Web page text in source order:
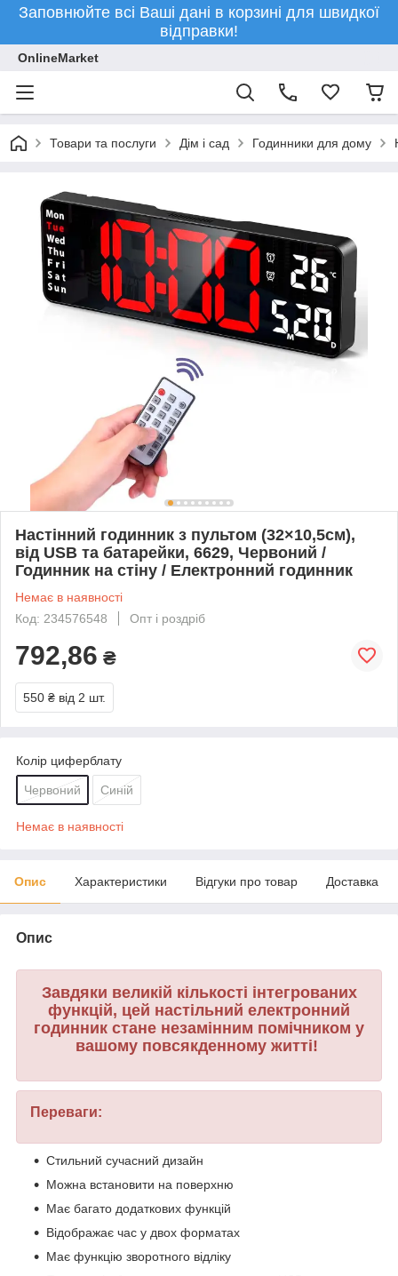
Заповнюйте всі Ваші дані в корзині для швидкої
відправки!
OnlineMarket
Товари та послуги Дім і сад Годинники для дому
Настінний годинник з пультом (32×10,5см),
від USB та батарейки, 6629, Червоний /
Годинник на стіну / Електронний годинник
Немає в наявності
Код: 234576548
Опт і роздріб
792,86 ₴
550 ₴ від 2 шт.
Колір циферблату
Червоний Синій
Немає в наявності
Опис Характеристики Відгуки про товар Доставка
Опис
Завдяки великій кількості інтегрованих
функцій, цей настільний електронний
годинник стане незамінним помічником у
вашому повсякденному житті!
Переваги:
Стильний сучасний дизайн
Можна встановити на поверхню
Має багато додаткових функцій
Відображає час у двох форматах
Має функцію зворотного відліку